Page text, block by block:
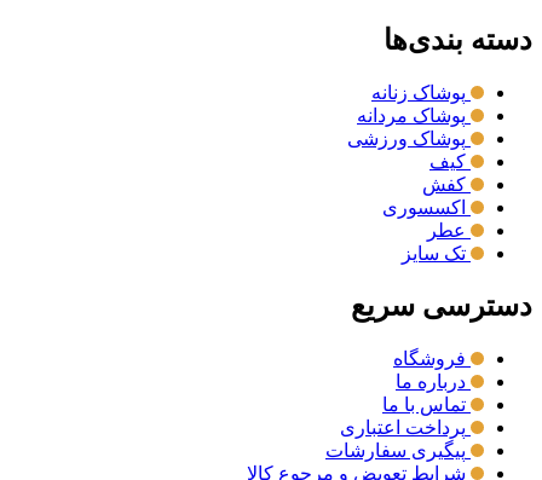
دسته بندی‌ها
پوشاک زنانه
پوشاک مردانه
پوشاک ورزشی
کیف
کفش
اکسسوری
عطر
تک سایز
دسترسی سریع
فروشگاه
درباره ما
تماس با ما
پرداخت اعتباری
پیگیری سفارشات
شرایط تعویض و مرجوع کالا